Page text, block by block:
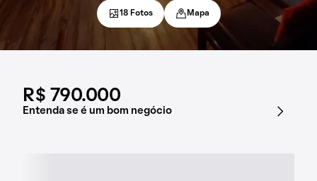
R$ 790.000
Entenda se é um bom negócio
18 Fotos Mapa